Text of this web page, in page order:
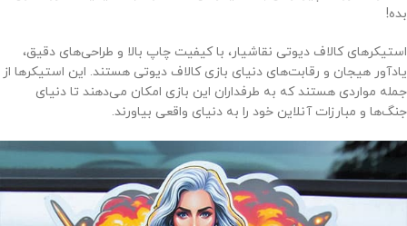
بده!
استیکرهای کالاف دیوتی نقاشیار، با کیفیت چاپ بالا و طراحی‌های دقیق،
یادآور هیجان و رقابت‌های دنیای بازی کالاف دیوتی هستند. این استیکرها از
جمله مواردی هستند که به طرفداران این بازی امکان می‌دهند تا دنیای
جنگ‌ها و مبارزات آنلاین خود را به دنیای واقعی بیاورند.